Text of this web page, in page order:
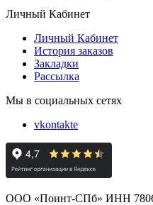
Личный Кабинет
Личный Кабинет
История заказов
Закладки
Рассылка
Мы в социальных сетях
vkontakte
ООО «Поинт-СПб» ИНН